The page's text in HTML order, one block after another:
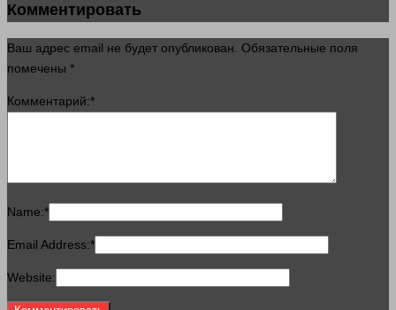
Комментировать
Ваш адрес email не будет опубликован. Обязательные поля
помечены *
Комментарий:*
Name:*
Email Address:*
Website: